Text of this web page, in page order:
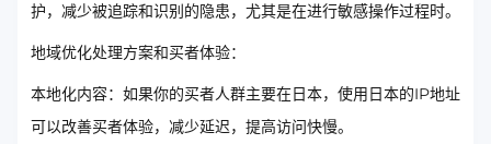
护，减少被追踪和识别的隐患，尤其是在进行敏感操作过程时。
地域优化处理方案和买者体验：
本地化内容：如果你的买者人群主要在日本，使用日本的IP地址
可以改善买者体验，减少延迟，提高访问快慢。